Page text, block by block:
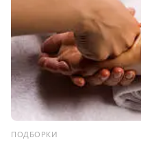
ПОДБОРКИ